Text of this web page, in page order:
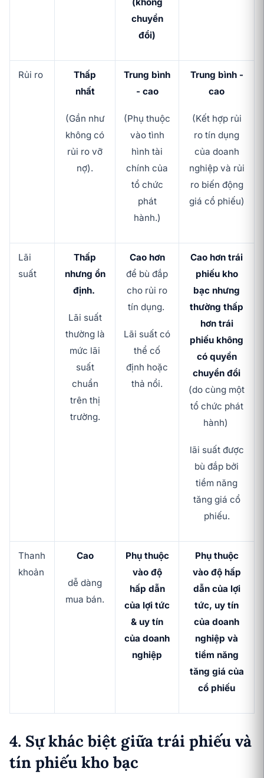
(không
chuyển
đổi)
Rủi ro
Thấp
nhất
(Gần như
không có
rủi ro vỡ
nợ).
Trung bình
- cao
(Phụ thuộc
vào tình
hình tài
chính của
tổ chức
phát
hành.)
Trung bình -
cao
(Kết hợp rủi
ro tín dụng
của doanh
nghiệp và rủi
ro biến động
giá cổ phiếu)
Lãi
suất
Thấp
nhưng ổn
định.
Lãi suất
thường là
mức lãi
suất
chuẩn
trên thị
trường.
Cao hơn
để bù đắp
cho rủi ro
tín dụng.
Lãi suất có
thể cố
định hoặc
thả nổi.
Cao hơn trái
phiếu kho
bạc nhưng
thường thấp
hơn trái
phiếu không
có quyền
chuyển đổi
(do cùng một
tổ chức phát
hành)
lãi suất được
bù đắp bởi
tiềm năng
tăng giá cổ
phiếu.
Thanh
khoản
Cao
dễ dàng
mua bán.
Phụ thuộc
vào độ
hấp dẫn
của lợi tức
& uy tín
của doanh
nghiệp
Phụ thuộc
vào độ hấp
dẫn của lợi
tức, uy tín
của doanh
nghiệp và
tiềm năng
tăng giá của
cổ phiếu
4. Sự khác biệt giữa trái phiếu và
tín phiếu kho bạc